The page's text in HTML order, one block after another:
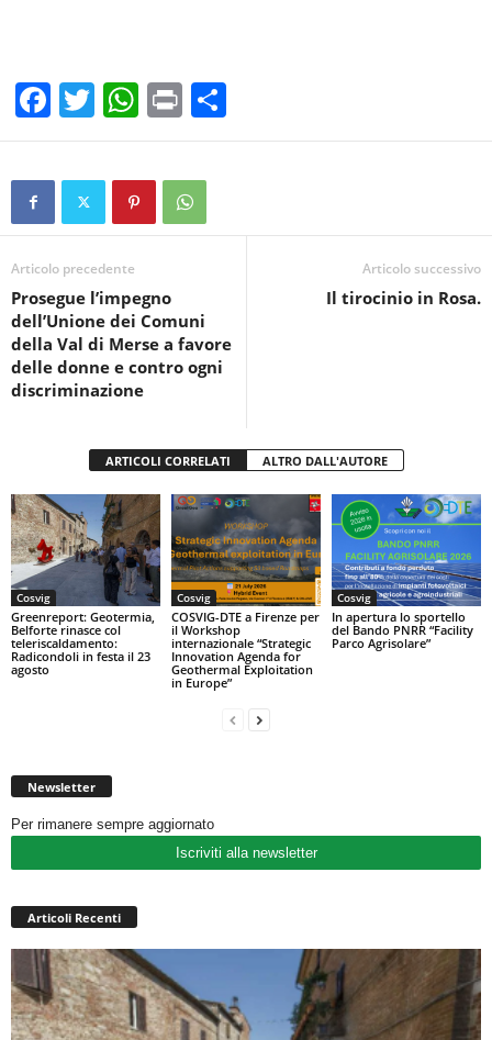
F
a
c
b
o
o
k
T
wi
tt
W
h
at
s
A
p
Pr
in
t
o
vi
Articolo precedente
Prosegue l’impegno
dell’Unione dei Comuni
della Val di Merse a favore
delle donne e contro ogni
discriminazione
Articolo successivo
Il tirocinio in Rosa.
ARTICOLI CORRELATI ALTRO DALL'AUTORE
Cosvig
Greenreport: Geotermia,
Belforte rinasce col
teleriscaldamento:
Radicondoli in festa il 23
agosto
Cosvig
COSVIG-DTE a Firenze per
il Workshop
internazionale “Strategic
Innovation Agenda for
Geothermal Exploitation
in Europe”
Cosvig
In apertura lo sportello
del Bando PNRR “Facility
Parco Agrisolare”
Newsletter
Per rimanere sempre aggiornato
Iscriviti alla newsletter
Articoli Recenti